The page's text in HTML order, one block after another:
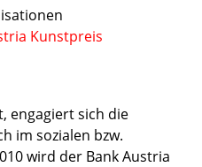
Kunstpreis
engagiert sich die
im sozialen bzw.
wird der Bank Austria